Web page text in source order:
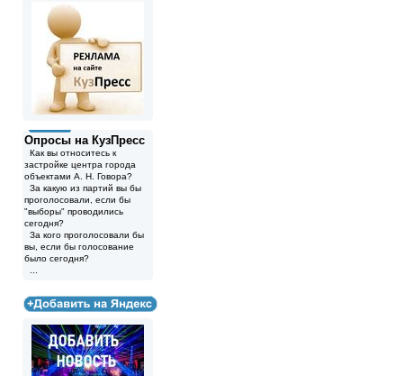
Опросы на КузПресс
Как вы относитесь к
застройке центра города
объектами А. Н. Говора?
За какую из партий вы бы
проголосовали, если бы
"выборы" проводились
сегодня?
За кого проголосовали бы
вы, если бы голосование
было сегодня?